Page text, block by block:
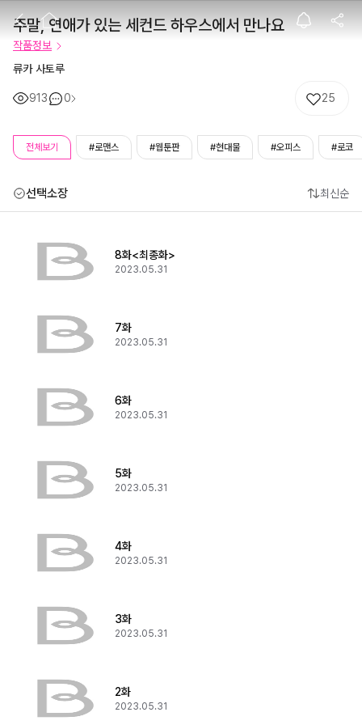
주말, 연애가 있
주말, 연애가 있는 세컨드 하우스에서 만나요
작품정보
류카 사토루
913 0 25
전체보기 #로맨스 #웹툰판 #현대물 #오피스 #로코
선택소장 최신순
8화<최종화>
2023.05.31
7화
2023.05.31
6화
2023.05.31
5화
2023.05.31
4화
2023.05.31
3화
2023.05.31
2화
2023.05.31